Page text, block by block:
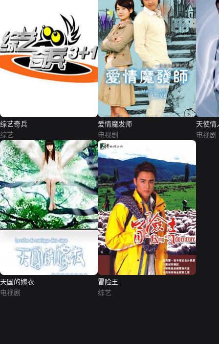
综艺奇兵
综艺
爱情魔发师
电视剧
天使情
电视剧
天国的嫁衣
电视剧
冒险王
综艺